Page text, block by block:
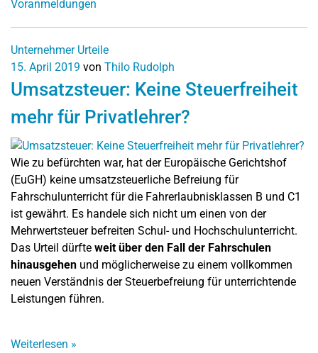
Voranmeldungen
Unternehmer Urteile
15. April 2019 von Thilo Rudolph
Umsatzsteuer: Keine Steuerfreiheit
mehr für Privatlehrer?
Wie zu befürchten war, hat der Europäische Gerichtshof
(EuGH) keine umsatzsteuerliche Befreiung für
Fahrschulunterricht für die Fahrerlaubnisklassen B und C1
ist gewährt. Es handele sich nicht um einen von der
Mehrwertsteuer befreiten Schul- und Hochschulunterricht.
Das Urteil dürfte weit über den Fall der Fahrschulen
hinausgehen und möglicherweise zu einem vollkommen
neuen Verständnis der Steuerbefreiung für unterrichtende
Leistungen führen.
Weiterlesen »